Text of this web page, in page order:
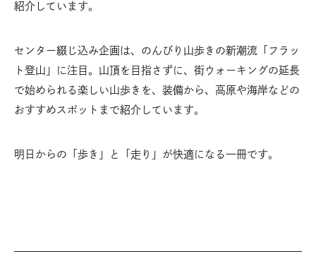
紹介しています。
センター綴じ込み企画は、のんびり山歩きの新潮流「フラッ
ト登山」に注目。山頂を目指さずに、街ウォーキングの延長
で始められる楽しい山歩きを、装備から、高原や海岸などの
おすすめスポットまで紹介しています。
明日からの「歩き」と「走り」が快適になる一冊です。